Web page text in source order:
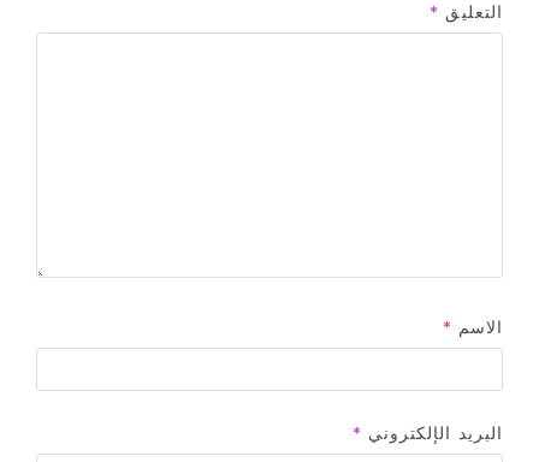
التعليق *
الاسم *
البريد الإلكتروني *